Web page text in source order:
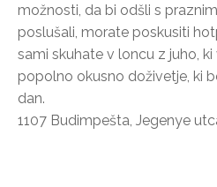
možnosti, da bi odšli s
poslušali, morate poskusiti
sami skuhate v loncu z juho, ki
popolno okusno doživetje, ki
dan.
1107 Budimpešta, Jegenye